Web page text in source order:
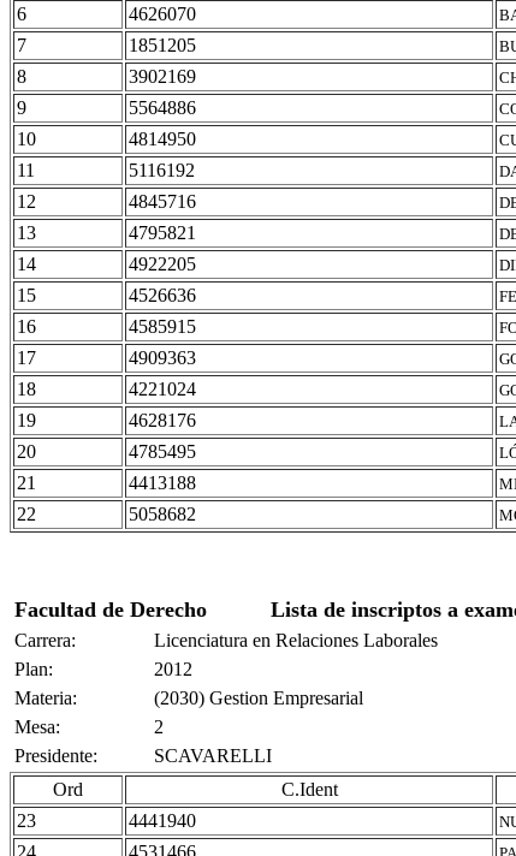
6 4626070
7 1851205
8 3902169
9 5564886
10 4814950
11 5116192
12 4845716
13 4795821
14 4922205
15 4526636
16 4585915
17 4909363
18 4221024
19 4628176
20 4785495
21 4413188
22 5058682
Facultad de Derecho Lista de inscriptos a
Carrera:
Licenciatura en Relaciones Laborales
Plan:
2012
Materia:
(2030) Gestion Empresarial
Mesa:
2
Presidente:
SCAVARELLI
Ord
C.Ident
23
4441940
24 4531466